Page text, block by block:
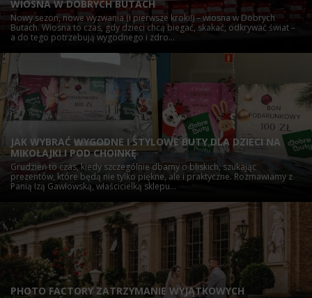
WIOSNA W DOBRYCH BUTACH
Nowy sezon, nowe wyzwania (i pierwsze kroki!) – wiosna w Dobrych
Butach. Wiosna to czas, gdy dzieci chcą biegać, skakać, odkrywać świat –
a do tego potrzebują wygodnego i zdro...
JAK WYBRAĆ WYGODNE I STYLOWE BUTY DLA DZIECI NA
MIKOŁAJKI I POD CHOINKĘ
Grudzień to czas, kiedy szczególnie dbamy o bliskich, szukając
prezentów, które będą nie tylko piękne, ale i praktyczne. Rozmawiamy z
Panią Izą Gawłowską, właścicielką sklepu...
PHOTO FACTORY ZATRZYMANIE WYJĄTKOWYCH